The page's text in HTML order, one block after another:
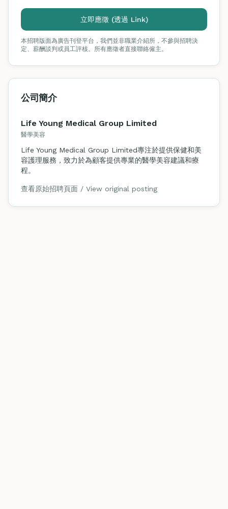
立即應徵 (透過 Link)
本招聘版面為廣告刊登平台，我們並非職業介紹所，不參與招聘決
定、薪酬談判或員工評核。所有應徵者直接聯絡僱主。
公司簡介
Life Young Medical Group Limited
醫學美容
Life Young Medical Group Limited專注於提供保健和美
容護理服務，致力於為顧客提供專業的醫學美容建議和療
程。
查看原始招聘頁面 / View original posting